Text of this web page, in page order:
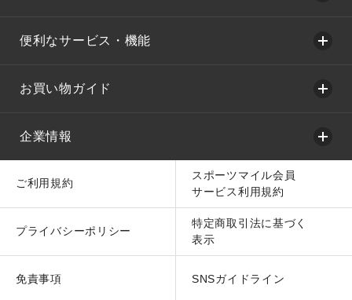
便利なサービス・機能
お買い物ガイド
企業情報
ご利用規約
スポーツマイル会員
サービス利用規約
プライバシーポリシー
特定商取引法に基づく
表示
免責事項 SNSガイドライン